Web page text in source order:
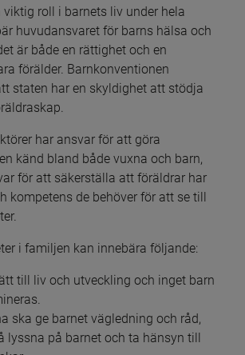
viktig roll i barnets liv under hela
huvudansvaret för barns hälsa och
är både en rättighet och en
förälder. Barnkonventionen
staten har en skyldighet att stödja
har ansvar för att göra
känd bland både vuxna och barn,
för att säkerställa att föräldrar har
kompetens de behöver för att se till
i familjen kan innebära följande:
till liv och utveckling och inget barn
ska ge barnet vägledning och råd,
lyssna på barnet och ta hänsyn till